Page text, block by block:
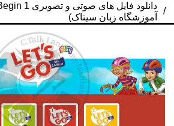
آموزشگاه زبان سیتاک)